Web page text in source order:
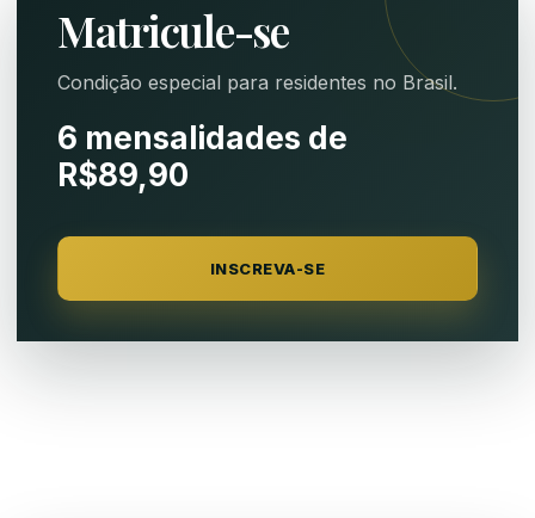
Matricule-se
Condição especial para residentes no Brasil.
6 mensalidades de
R$89,90
INSCREVA-SE